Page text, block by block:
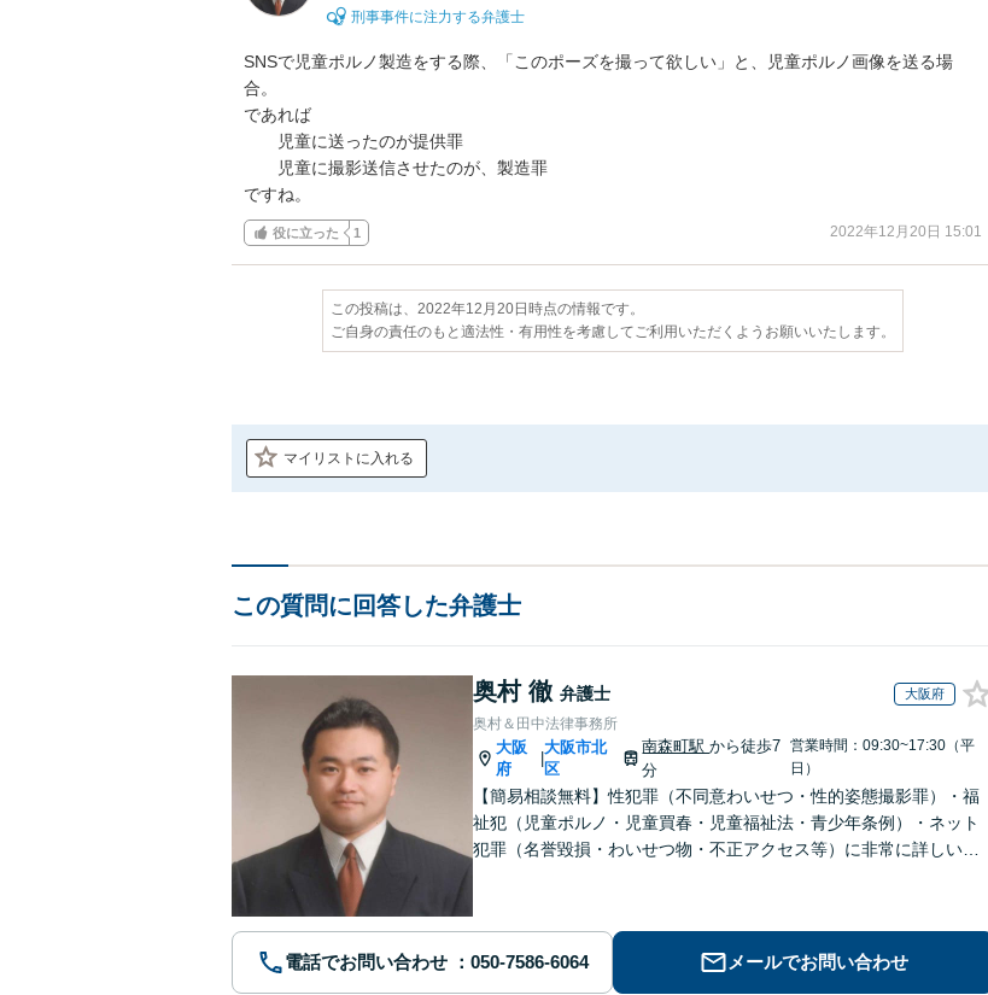
刑事事件に注力する弁護士
SNSで児童ポルノ製造をする際、「このポーズを撮って欲しい」と、児童ポルノ画像を送る場
合。
であれば
児童に送ったのが提供罪
児童に撮影送信させたのが、製造罪
ですね。
役に立った 1 2022年12月20日 15:01
この投稿は、2022年12月20日時点の情報です。
ご自身の責任のもと適法性・有用性を考慮してご利用いただくようお願いいたします。
マイリストに入れる
この質問に回答した弁護士
奥村 徹 弁護士 大阪府
奥村＆田中法律事務所
大阪
府
|
大阪市北
区
南森町駅から徒歩7
分
営業時間：09:30~17:30（平
日）
【簡易相談無料】性犯罪（不同意わいせつ・性的姿態撮影罪）・福
祉犯（児童ポルノ・児童買春・児童福祉法・青少年条例）・ネット
犯罪（名誉毀損・わいせつ物・不正アクセス等）に非常に詳しい弁
電話でお問い合わせ メールでお問い合わせ